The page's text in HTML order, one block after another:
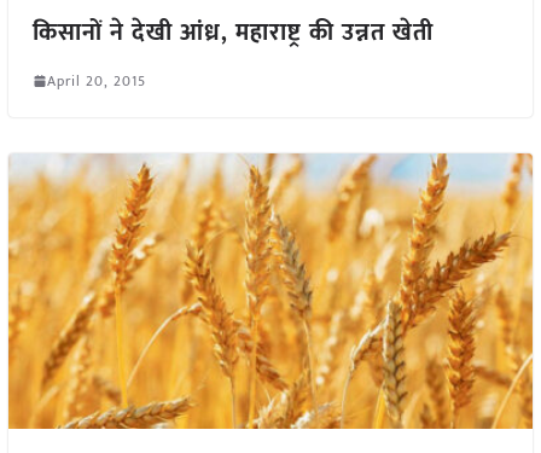
किसानों ने देखी आंध्र, महाराष्ट्र की उन्नत खेती
April 20, 2015